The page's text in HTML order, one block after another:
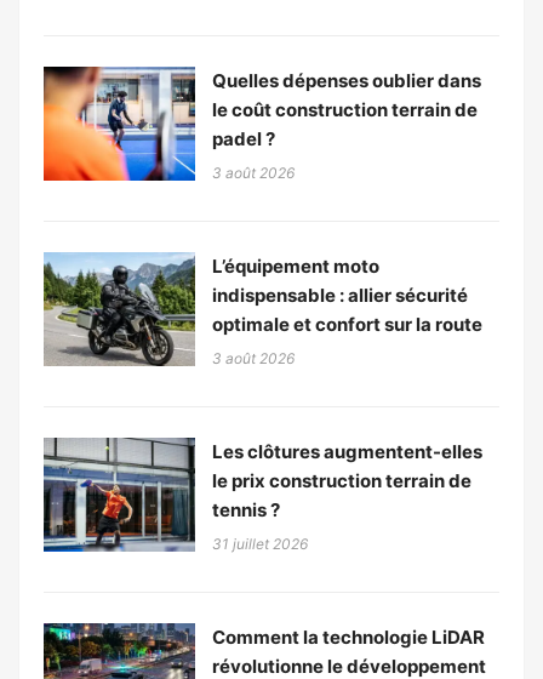
Quelles dépenses oublier dans
le coût construction terrain de
padel ?
3 août 2026
L’équipement moto
indispensable : allier sécurité
optimale et confort sur la route
3 août 2026
Les clôtures augmentent-elles
le prix construction terrain de
tennis ?
31 juillet 2026
Comment la technologie LiDAR
révolutionne le développement